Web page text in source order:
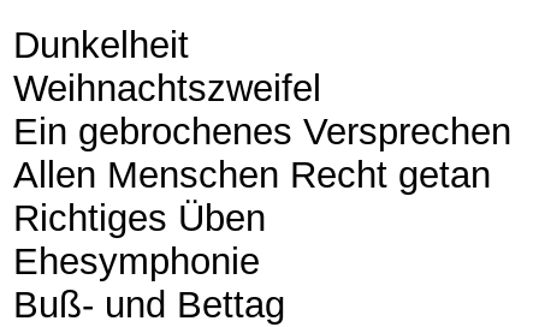
Dunkelheit
Weihnachtszweifel
Ein gebrochenes Versprechen
Allen Menschen Recht getan
Richtiges Üben
Ehesymphonie
Buß- und Bettag